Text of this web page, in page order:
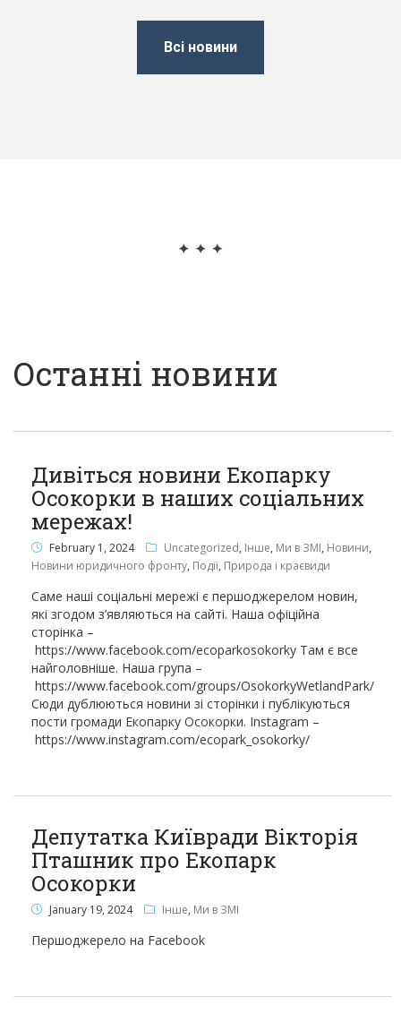
Всі новини
Останні новини
Дивіться новини Екопарку
Осокорки в наших соціальних
мережах!
February 1, 2024 Uncategorized, Інше, Ми в ЗМІ, Новини,
Новини юридичного фронту, Події, Природа і краєвиди
Саме наші соціальні мережі є першоджерелом новин,
які згодом з’являються на сайті. Наша офіційна
сторінка –
https://www.facebook.com/ecoparkosokorky Там є все
найголовніше. Наша група –
https://www.facebook.com/groups/OsokorkyWetlandPark/
Сюди дублюються новини зі сторінки і публікуються
пости громади Екопарку Осокорки. Instagram –
https://www.instagram.com/ecopark_osokorky/
Депутатка Київради Вікторія
Пташник про Екопарк
Осокорки
January 19, 2024 Інше, Ми в ЗМІ
Першоджерело на Facebook